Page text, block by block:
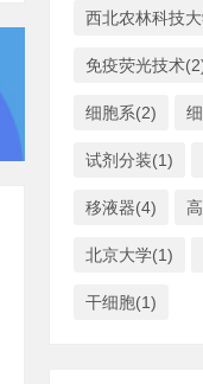
西北农林科技
免疫荧光技术
细胞系(2)
试剂分装(1)
移液器(4)
北京大学(1)
干细胞(1)